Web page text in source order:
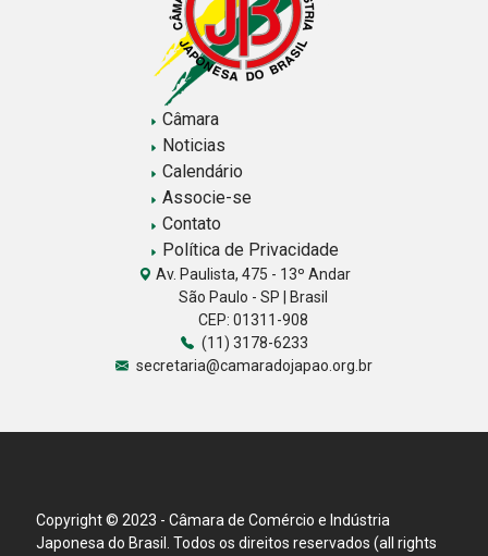
Câmara
Noticias
Calendário
Associe-se
Contato
Política de Privacidade
Av. Paulista, 475 - 13º Andar
São Paulo - SP | Brasil
CEP: 01311-908
(11) 3178-6233
secretaria@camaradojapao.org.br
Copyright © 2023 - Câmara de Comércio e Indústria
Japonesa do Brasil. Todos os direitos reservados (all rights